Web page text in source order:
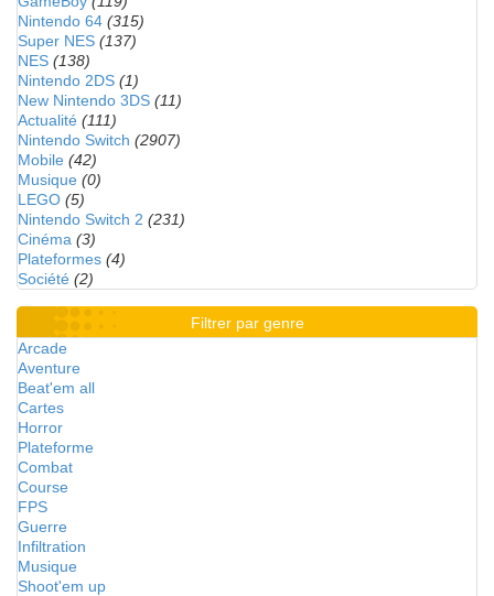
Nintendo 64 (315)
Super NES (137)
NES (138)
Nintendo 2DS (1)
New Nintendo 3DS (11)
Actualité (111)
Nintendo Switch (2907)
Mobile (42)
Musique (0)
LEGO (5)
Nintendo Switch 2 (231)
Cinéma (3)
Plateformes (4)
Société (2)
Filtrer par genre
Arcade
Aventure
Beat'em all
Cartes
Horror
Plateforme
Combat
Course
FPS
Guerre
Infiltration
Musique
Shoot'em up